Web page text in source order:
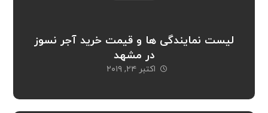
لیست نمایندگی ها و قیمت خرید آجر نسوز
در مشهد
اکتبر ۲۴, ۲۰۱۹